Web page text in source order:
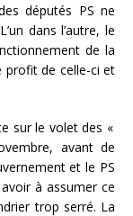
députés PS ne
dans l’autre, le
de la
profit de celle-ci et
sur le volet des «
avant de
et le PS
à assumer ce
trop serré. La